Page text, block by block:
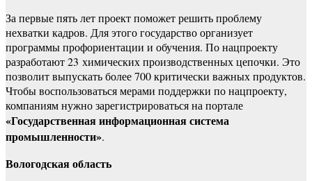
За первые пять лет проект поможет решить проблему
нехватки кадров. Для этого государство организует
программы профориентации и обучения. По нацпроекту
разработают 23 химических производственных цепочки. Это
позволит выпускать более 700 критически важных продуктов.
Чтобы воспользоваться мерами поддержки по нацпроекту,
компаниям нужно зарегистрироваться на портале
«Государственная информационная система
промышленности».
Вологодская область